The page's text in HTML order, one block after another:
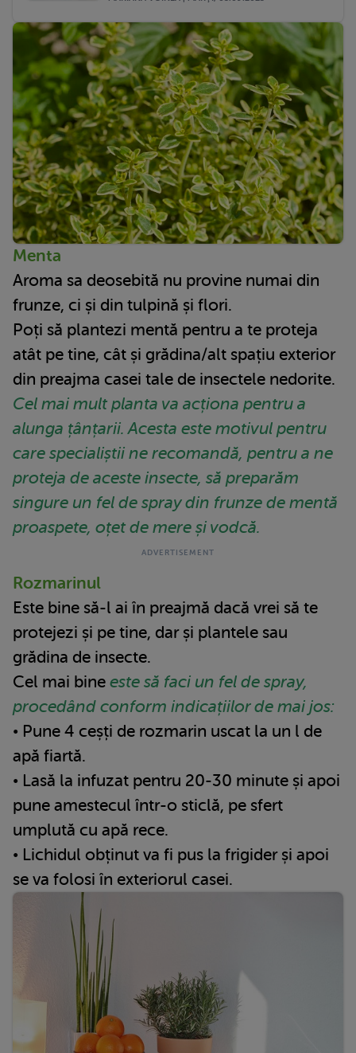
Menta
Aroma sa deosebită nu provine numai din
frunze, ci și din tulpină și flori.
Poți să plantezi mentă pentru a te proteja
atât pe tine, cât și grădina/alt spațiu exterior
din preajma casei tale de insectele nedorite.
Cel mai mult planta va acționa pentru a
alunga țânțarii. Acesta este motivul pentru
care specialiștii ne recomandă, pentru a ne
proteja de aceste insecte, să preparăm
singure un fel de spray din frunze de mentă
proaspete, oțet de mere și vodcă.
Rozmarinul
Este bine să-l ai în preajmă dacă vrei să te
protejezi și pe tine, dar și plantele sau
grădina de insecte.
Cel mai bine este să faci un fel de spray,
procedând conform indicațiilor de mai jos:
• Pune 4 ceșți de rozmarin uscat la un l de
apă fiartă.
• Lasă la infuzat pentru 20-30 minute și apoi
pune amestecul într-o sticlă, pe sfert
umplută cu apă rece.
• Lichidul obținut va fi pus la frigider și apoi
se va folosi în exteriorul casei.